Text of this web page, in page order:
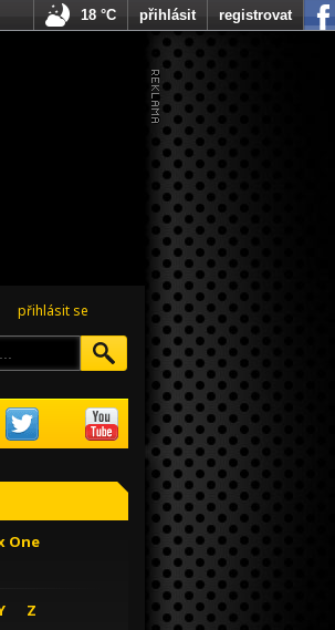
přihlásit se
One
Z
18 °C přihlásit registrovat